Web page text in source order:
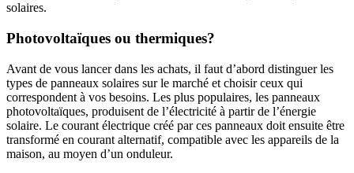
solaires.
Photovoltaïques ou thermiques?
Avant de vous lancer dans les achats, il faut d’abord distinguer les
types de panneaux solaires sur le marché et choisir ceux qui
correspondent à vos besoins. Les plus populaires, les panneaux
photovoltaïques, produisent de l’électricité à partir de l’énergie
solaire. Le courant électrique créé par ces panneaux doit ensuite être
transformé en courant alternatif, compatible avec les appareils de la
maison, au moyen d’un onduleur.